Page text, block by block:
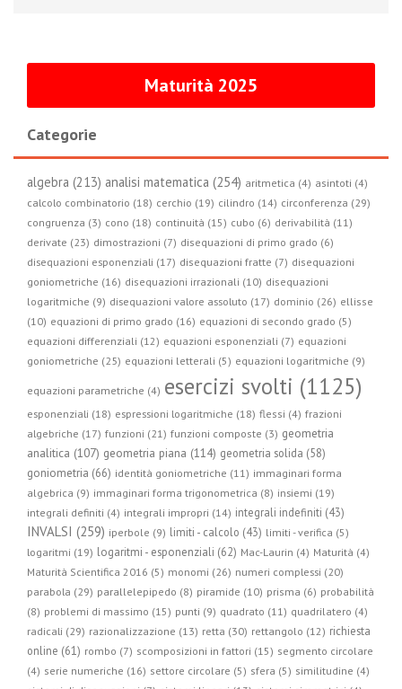
Maturità 2025
Categorie
algebra (213) analisi matematica (254) aritmetica (4) asintoti (4)
calcolo combinatorio (18) cerchio (19) cilindro (14) circonferenza (29)
congruenza (3) cono (18) continuità (15) cubo (6) derivabilità (11)
derivate (23) dimostrazioni (7) disequazioni di primo grado (6)
disequazioni esponenziali (17) disequazioni fratte (7) disequazioni
goniometriche (16) disequazioni irrazionali (10) disequazioni
logaritmiche (9) disequazioni valore assoluto (17) dominio (26) ellisse
(10) equazioni di primo grado (16) equazioni di secondo grado (5)
equazioni differenziali (12) equazioni esponenziali (7) equazioni
goniometriche (25) equazioni letterali (5) equazioni logaritmiche (9)
equazioni parametriche (4) esercizi svolti (1125)
esponenziali (18) espressioni logaritmiche (18) flessi (4) frazioni
algebriche (17) funzioni (21) funzioni composte (3) geometria
analitica (107) geometria piana (114) geometria solida (58)
goniometria (66) identità goniometriche (11) immaginari forma
algebrica (9) immaginari forma trigonometrica (8) insiemi (19)
integrali definiti (4) integrali impropri (14) integrali indefiniti (43)
INVALSI (259) iperbole (9) limiti - calcolo (43) limiti - verifica (5)
logaritmi (19) logaritmi - esponenziali (62) Mac-Laurin (4) Maturità (4)
Maturità Scientifica 2016 (5) monomi (26) numeri complessi (20)
parabola (29) parallelepipedo (8) piramide (10) prisma (6) probabilità
(8) problemi di massimo (15) punti (9) quadrato (11) quadrilatero (4)
radicali (29) razionalizzazione (13) retta (30) rettangolo (12) richiesta
online (61) rombo (7) scomposizioni in fattori (15) segmento circolare
(4) serie numeriche (16) settore circolare (5) sfera (5) similitudine (4)